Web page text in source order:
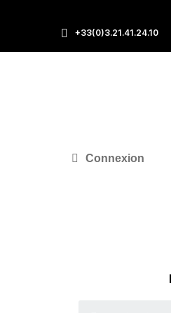
+33(0)3.21.41.24.10
Connexion